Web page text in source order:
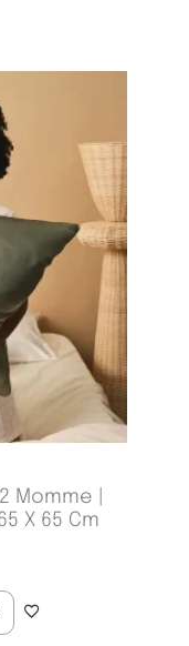
Momme |
X 65 Cm